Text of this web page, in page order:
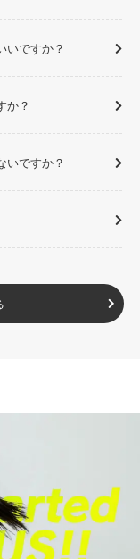
いですか？
か？
いですか？